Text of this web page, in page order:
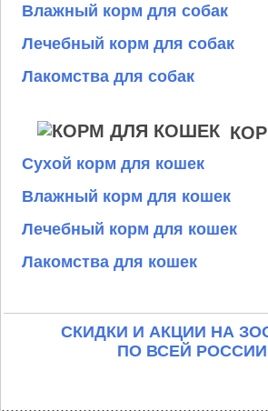
Влажный корм для собак
Лечебный корм для собак
Лакомства для собак
Сухой корм для кошек
Влажный корм для кошек
Лечебный корм для кошек
Лакомства для кошек
СКИДКИ И АКЦИИ НА
ПО ВСЕЙ РОССИИ